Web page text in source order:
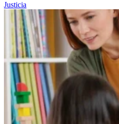
Justicia